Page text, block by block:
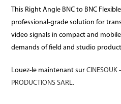
This Right Angle BNC to BNC
professional-grade solution for
video signals in compact and
demands of field and studio
Louez-le maintenant surCINESOUK
PRODUCTIONS SARL.